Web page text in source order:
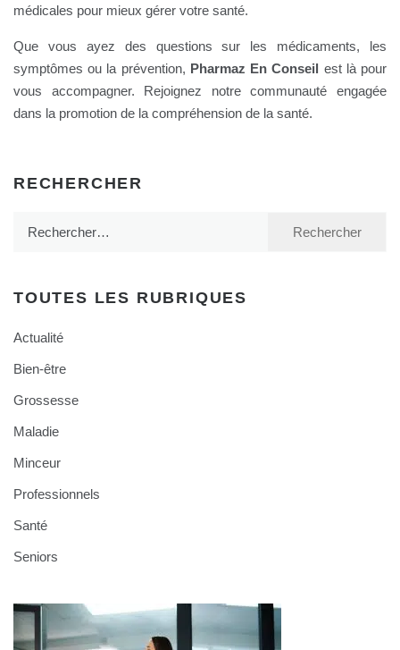
médicales pour mieux gérer votre santé.
Que vous ayez des questions sur les médicaments, les
symptômes ou la prévention, Pharmaz En Conseil est là pour
vous accompagner. Rejoignez notre communauté engagée
dans la promotion de la compréhension de la santé.
RECHERCHER
TOUTES LES RUBRIQUES
Actualité
Bien-être
Grossesse
Maladie
Minceur
Professionnels
Santé
Seniors